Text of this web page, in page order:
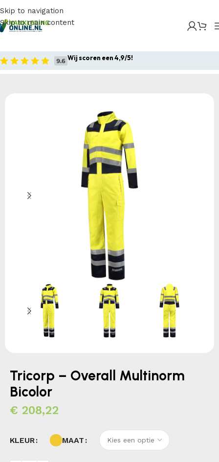
Skip to navigation
Skip to main content
Wij scoren een 4,9/5!
Overalls/Tricorp – Overall Multinorm Bicolor
Tricorp – Overall Multinorm
Bicolor
€ 208,22
KLEUR MAAT